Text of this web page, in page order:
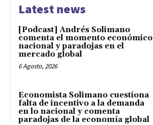
Latest news
[Podcast] Andrés Solimano
comenta el momento económico
nacional y paradojas en el
mercado global
6 Agosto, 2026
Economista Solimano cuestiona
falta de incentivo a la demanda
en lo nacional y comenta
paradojas de la economía global